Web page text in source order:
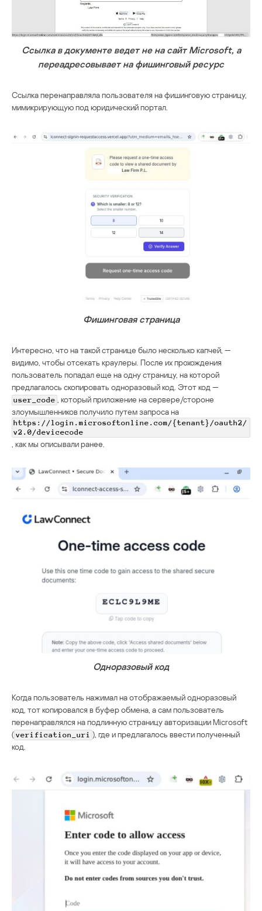
Ссылка в документе ведет не на сайт Microsoft, а
переадресовывает на фишинговый ресурс
Ссылка перенаправляла пользователя на фишинговую страницу,
мимикрирующую под юридический портал.
Фишинговая страница
Интересно, что на такой странице было несколько капчей, —
видимо, чтобы отсекать краулеры. После их прохождения
пользователь попадал еще на одну страницу, на которой
предлагалось скопировать одноразовый код. Этот код —
user_code , который приложение на сервере/стороне
злоумышленников получило путем запроса на
https://login.microsoftonline.com/{tenant}/oauth2/
v2.0/devicecode
, как мы описывали ранее.
Одноразовый код
Когда пользователь нажимал на отображаемый одноразовый
код, тот копировался в буфер обмена, а сам пользователь
перенаправлялся на подлинную страницу авторизации Microsoft
( verification_uri ), где и предлагалось ввести полученный
код.